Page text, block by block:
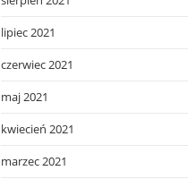
lipiec 2021
czerwiec 2021
maj 2021
kwiecień 2021
marzec 2021